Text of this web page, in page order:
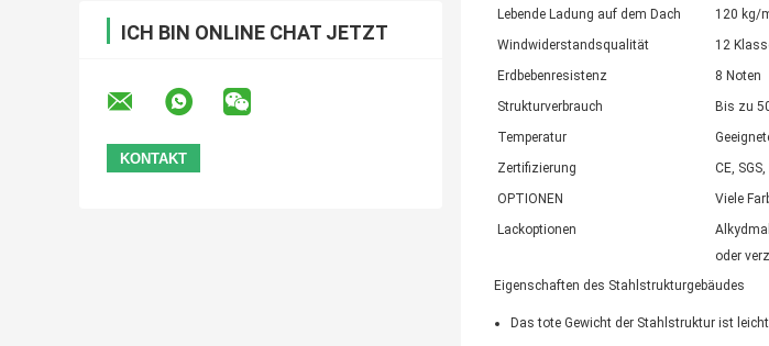
ICH BIN ONLINE CHAT JETZT
Lebende Ladung auf dem Dach
120 kg/
Windwiderstandsqualität
12
Erdbebenresistenz
8 Noten
Strukturverbrauch
Bis zu
Temperatur
Zertifizierung
CE,
OPTIONEN
Viele
Lackoptionen
oder
Eigenschaften des Stahlstrukturgebäudes
Das tote Gewicht der Stahlstruktur ist leicht